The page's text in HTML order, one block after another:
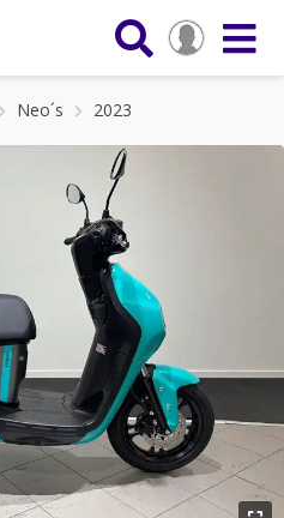
Neo´s 2023